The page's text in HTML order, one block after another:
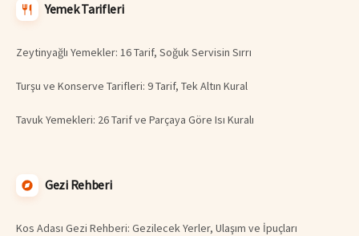
Yemek Tarifleri
Zeytinyağlı Yemekler: 16 Tarif, Soğuk Servisin Sırrı
Turşu ve Konserve Tarifleri: 9 Tarif, Tek Altın Kural
Tavuk Yemekleri: 26 Tarif ve Parçaya Göre Isı Kuralı
Gezi Rehberi
Kos Adası Gezi Rehberi: Gezilecek Yerler, Ulaşım ve İpuçları